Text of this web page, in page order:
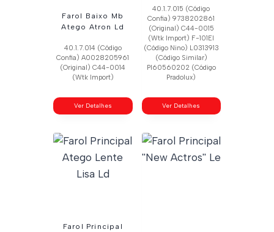
Farol Baixo Mb
Atego Atron Ld
40.1.7.014 (Código
Confia) A0028205961
(Original) C44-0014
(Wtk Import)
Ver Detalhes
40.1.7.015 (Código
Confia) 9738202861
(Original) C44-0015
(Wtk Import) F-101El
(Código Nino) L0313913
(Código Similar)
Pl60560202 (Código
Pradolux)
Ver Detalhes
Farol Principal